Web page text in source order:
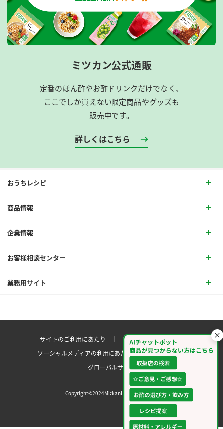
ミツカン公式通販
定番のぽん酢やお酢ドリンクだけでなく、
ここでしか買えない限定商品やグッズも
販売中です。
詳しくはこちら
おうちレシピ
商品情報
企業情報
お客様相談センター
業務用サイト
サイトのご利用にあたり ｜ プライバシーポリシー
ソーシャルメディアの利用にあたりサイトマップ ｜
グローバルサイト
Copyright©2024MizkanHoldingsCo.Ltd.